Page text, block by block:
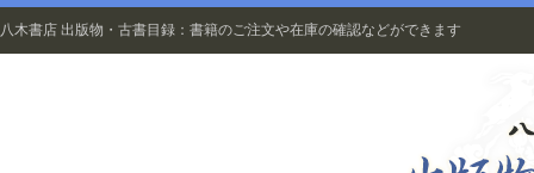
八木書店 出版物・古書目録：書籍のご注文や在庫の確認などができます